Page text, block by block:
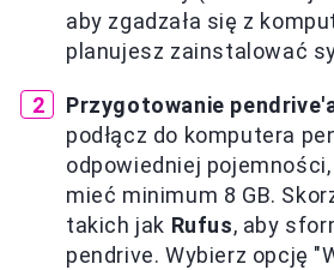
aby zgadzała się z
planujesz zainstalować
Przygotowanie
podłącz do komputera
odpowiedniej
mieć minimum 8 GB.
takich jak Rufus, aby
pendrive. Wybierz opcję